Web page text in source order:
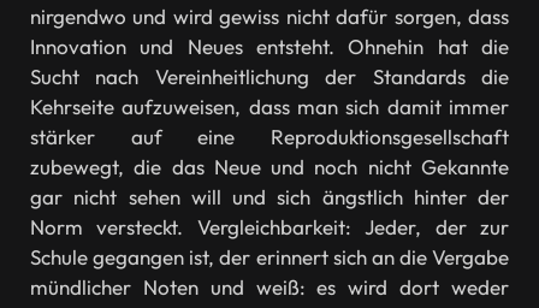
nirgendwo und wird gewiss nicht dafür sorgen, dass
Innovation und Neues entsteht. Ohnehin hat die
Sucht nach Vereinheitlichung der Standards die
Kehrseite aufzuweisen, dass man sich damit immer
stärker auf eine Reproduktionsgesellschaft
zubewegt, die das Neue und noch nicht Gekannte
gar nicht sehen will und sich ängstlich hinter der
Norm versteckt. Vergleichbarkeit: Jeder, der zur
Schule gegangen ist, der erinnert sich an die Vergabe
mündlicher Noten und weiß: es wird dort weder